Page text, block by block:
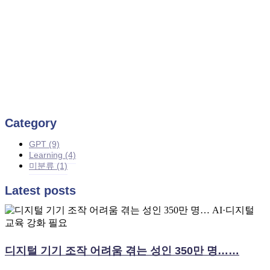
Category
GPT (9)
Learning (4)
미분류 (1)
Latest posts
디지털 기기 조작 어려움 겪는 성인 350만 명……